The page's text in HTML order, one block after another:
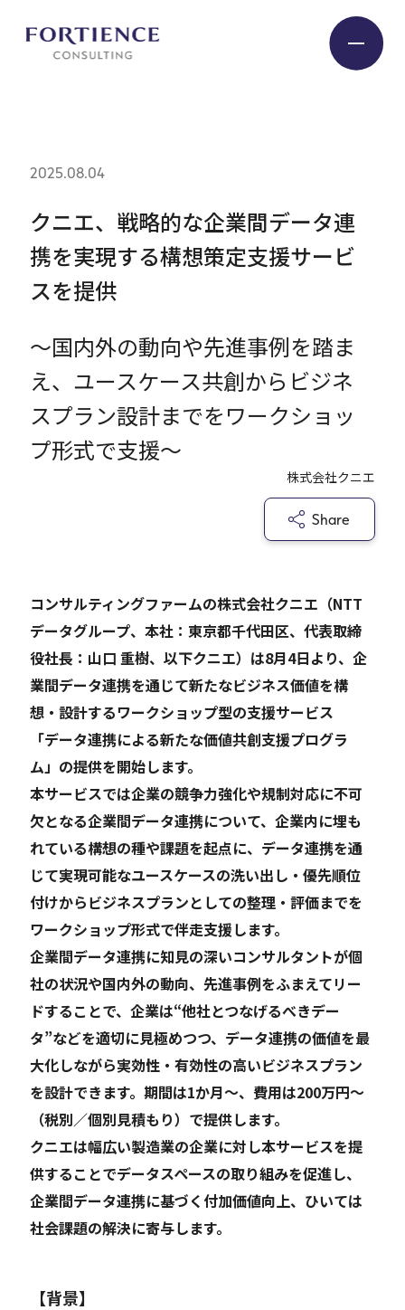
Service
Insight
Expert
Company
Careers
EN
サイト内検索
クニエ、戦略的な企業間データ連
携を実現する構想策定支援サービ
スを提供
～国内外の動向や先進事例を踏ま
え、ユースケース共創からビジネ
スプラン設計までをワークショッ
プ形式で支援～
2025.08.04
株式会社クニエ
Share
コンサルティングファームの株式会社クニエ（NTT
データグループ、本社：東京都千代田区、代表取締
役社長：山口 重樹、以下クニエ）は8月4日より、企
業間データ連携を通じて新たなビジネス価値を構
想・設計するワークショップ型の支援サービス
「データ連携による新たな価値共創支援プログラ
ム」の提供を開始します。
本サービスでは企業の競争力強化や規制対応に不可
欠となる企業間データ連携について、企業内に埋も
れている構想の種や課題を起点に、データ連携を通
じて実現可能なユースケースの洗い出し・優先順位
付けからビジネスプランとしての整理・評価までを
ワークショップ形式で伴走支援します。
企業間データ連携に知見の深いコンサルタントが個
社の状況や国内外の動向、先進事例をふまえてリー
ドすることで、企業は“他社とつなげるべきデー
タ”などを適切に見極めつつ、データ連携の価値を最
大化しながら実効性・有効性の高いビジネスプラン
を設計できます。期間は1か月～、費用は200万円～
（税別／個別見積もり）で提供します。
クニエは幅広い製造業の企業に対し本サービスを提
供することでデータスペースの取り組みを促進し、
企業間データ連携に基づく付加価値向上、ひいては
社会課題の解決に寄与します。
【背景】